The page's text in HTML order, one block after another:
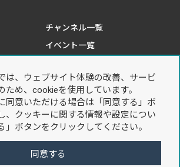
は、ウェブサイト体験の改善、サービ
ため、cookieを使用しています。
同意いただける場合は「同意する」ボ
、クッキーに関する情報や設定につい
」ボタンをクリックしてください。
同意する
チャンネル一覧
イベント一覧
く表記
プライバシーポリシー
個人情報の取り扱いについて
利用規約